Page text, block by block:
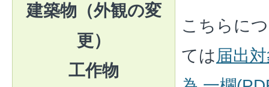
建築物（外観の変
更）
工作物
こちらに
ては届出